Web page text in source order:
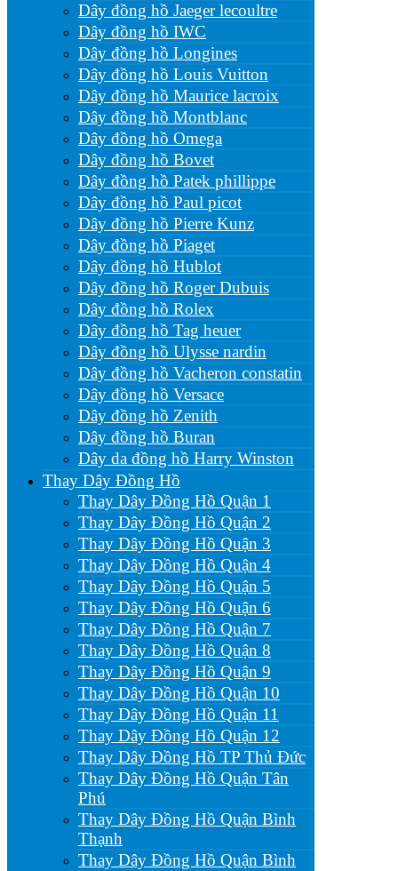
Dây đồng hồ Jaeger lecoultre
Dây đồng hồ IWC
Dây đồng hồ Longines
Dây đồng hồ Louis Vuitton
Dây đồng hồ Maurice lacroix
Dây đồng hồ Montblanc
Dây đồng hồ Omega
Dây đồng hồ Bovet
Dây đồng hồ Patek phillippe
Dây đồng hồ Paul picot
Dây đồng hồ Pierre Kunz
Dây đồng hồ Piaget
Dây đồng hồ Hublot
Dây đồng hồ Roger Dubuis
Dây đồng hồ Rolex
Dây đồng hồ Tag heuer
Dây đồng hồ Ulysse nardin
Dây đồng hồ Vacheron constatin
Dây đồng hồ Versace
Dây đồng hồ Zenith
Dây đồng hồ Buran
Dây da đồng hồ Harry Winston
Thay Dây Đồng Hồ
Thay Dây Đồng Hồ Quận 1
Thay Dây Đồng Hồ Quận 2
Thay Dây Đồng Hồ Quận 3
Thay Dây Đồng Hồ Quận 4
Thay Dây Đồng Hồ Quận 5
Thay Dây Đồng Hồ Quận 6
Thay Dây Đồng Hồ Quận 7
Thay Dây Đồng Hồ Quận 8
Thay Dây Đồng Hồ Quận 9
Thay Dây Đồng Hồ Quận 10
Thay Dây Đồng Hồ Quận 11
Thay Dây Đồng Hồ Quận 12
Thay Dây Đồng Hồ TP Thủ Đức
Thay Dây Đồng Hồ Quận Tân
Phú
Thay Dây Đồng Hồ Quận Bình
Thạnh
Thay Dây Đồng Hồ Quận Bình